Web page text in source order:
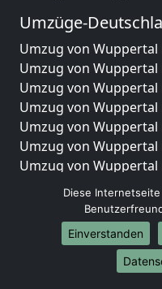
Umzüge-
Umzug von Wuppertal
Umzug von
Umzug von
Umzug von Wuppertal
Umzug von
Umzug von
Umzug von
Umzug von Wuppertal
Umzug von
Umzug von
Umzug von
Umzug von Wuppertal
Diese
Einverstanden